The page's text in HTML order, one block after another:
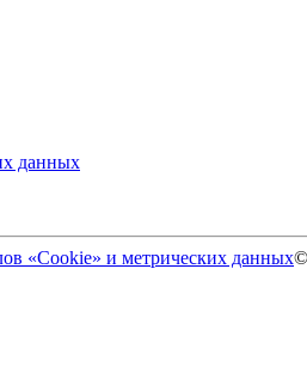
данных
«Cookie» и метрических данных